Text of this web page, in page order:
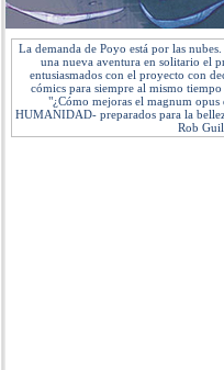
La demanda de Poyo está por las
una nueva aventura en solitario el
entusiasmados con el proyecto con
cómics para siempre al mismo
"¿Cómo mejoras el magnum
HUMANIDAD- preparados para la
Rob